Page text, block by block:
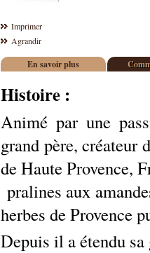
Imprimer
Agrandir
En savoir plus
Histoire :
Animé par une
grand père, créateur
de Haute Provence,
pralines aux
herbes de Provence
Depuis il a étendu